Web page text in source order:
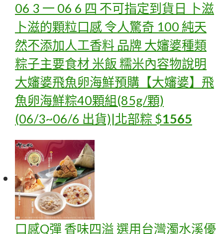
06 3 一 06 6 四 不可指定到貨日 卜滋
卜滋的顆粒口感 令人驚奇 100 純天
然不添加人工香料 品牌 大嬸婆種類
粽子主要食材 米飯 糯米內容物說明
大嬸婆飛魚卵海鮮預購【大嬸婆】飛
魚卵海鮮粽40顆組(85g/顆)
(06/3~06/6 出貨)|北部粽 $1565
口感Q彈 香味四溢 選用台灣濁水溪優